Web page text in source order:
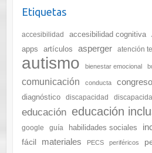
Etiquetas
accesibilidad accesibilidad cognitiva
apps artículos asperger atención
autismo bienestar emocional
comunicación conducta congreso
diagnóstico discapacidad
educación educación
google
guía habilidades sociales
fácil
materiales PECS periféricos